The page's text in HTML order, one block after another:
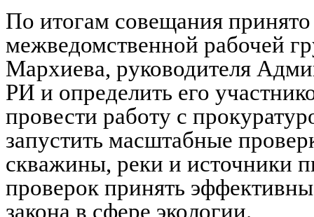
По итогам совещания
межведомственной рабочей
Мархиева, руководителя
РИ и определить его
провести работу с
запустить масштабные
скважины, реки и источники
проверок принять
закона в сфере экологии.